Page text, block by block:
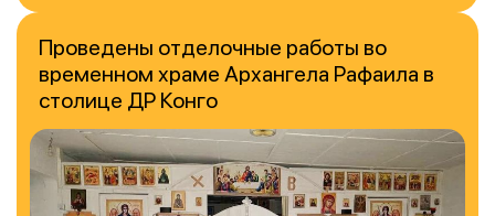
Проведены отделочные работы во
временном храме Архангела Рафаила в
столице ДР Конго